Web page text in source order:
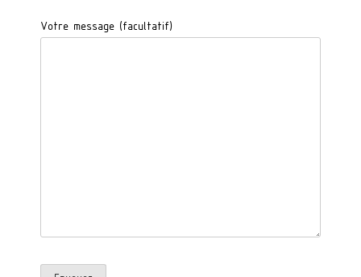
Votre message (facultatif)